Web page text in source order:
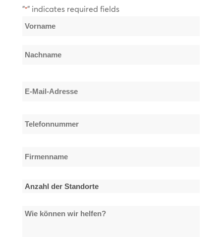
"*" indicates required fields
Name
Vorname
E-
Telefonnummer
Firmenname
Anzahl
Standorte
Wie